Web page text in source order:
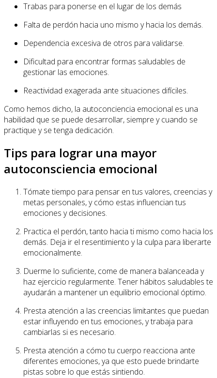
Trabas para ponerse en el lugar de los demás
Falta de perdón hacia uno mismo y hacia los demás.
Dependencia excesiva de otros para validarse.
Dificultad para encontrar formas saludables de
gestionar las emociones.
Reactividad exagerada ante situaciones difíciles.
Como hemos dicho, la autoconciencia emocional es una
habilidad que se puede desarrollar, siempre y cuando se
practique y se tenga dedicación.
Tips para lograr una mayor
autoconsciencia emocional
Tómate tiempo para pensar en tus valores, creencias y
metas personales, y cómo estas influencian tus
emociones y decisiones.
Practica el perdón, tanto hacia ti mismo como hacia los
demás. Deja ir el resentimiento y la culpa para liberarte
emocionalmente.
Duerme lo suficiente, come de manera balanceada y
haz ejercicio regularmente. Tener hábitos saludables te
ayudarán a mantener un equilibrio emocional óptimo.
Presta atención a las creencias limitantes que puedan
estar influyendo en tus emociones, y trabaja para
cambiarlas si es necesario.
Presta atención a cómo tu cuerpo reacciona ante
diferentes emociones, ya que esto puede brindarte
pistas sobre lo que estás sintiendo.